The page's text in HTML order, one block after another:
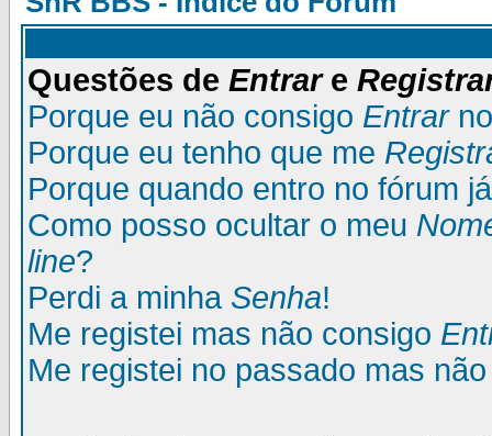
Questões de Entrare
Porque eu não consigo Entrar
Porque eu tenho que me
Porque quando entro no fórum
Como posso ocultar o meu
line?
Perdi a minha Senha!
Me registei mas não consigo
Me registei no passado mas